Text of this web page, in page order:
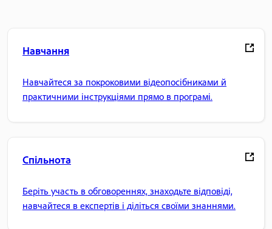
Навчання
Навчайтеся за покроковими відеопосібниками й
практичними інструкціями прямо в програмі.
Спільнота
Беріть участь в обговореннях, знаходьте відповіді,
навчайтеся в експертів і діліться своїми знаннями.